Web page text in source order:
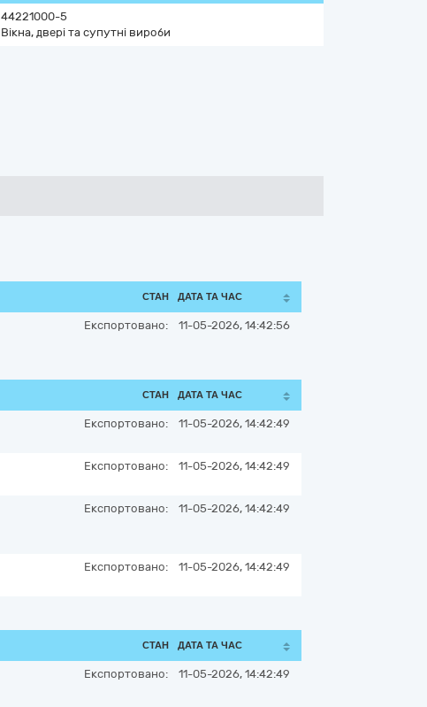
44221000-5
Вікна, двері та супутні вироби
СТАН ДАТА ТА ЧАС
Експортовано: 11-05-2026, 14:42:56
СТАН ДАТА ТА ЧАС
Експортовано: 11-05-2026, 14:42:49
Експортовано: 11-05-2026, 14:42:49
Експортовано: 11-05-2026, 14:42:49
Експортовано: 11-05-2026, 14:42:49
СТАН ДАТА ТА ЧАС
Експортовано: 11-05-2026, 14:42:49